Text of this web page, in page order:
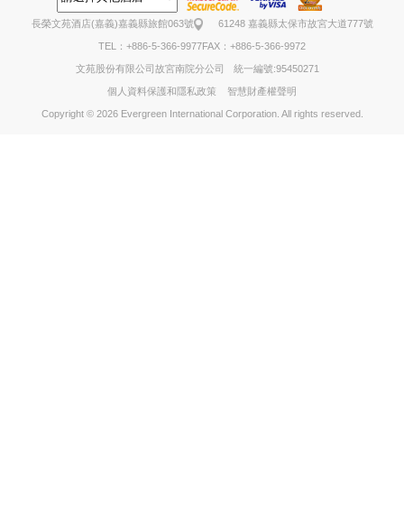
長榮文苑酒店(嘉義)嘉義縣旅館063號 61248 嘉義縣太保市故宮大道777號
TEL：+886-5-366-9977FAX：+886-5-366-9972
文苑股份有限公司故宮南院分公司 統一編號:95450271
個人資料保護和隱私政策 智慧財產權聲明
Copyright © 2026 Evergreen International Corporation. All rights reserved.